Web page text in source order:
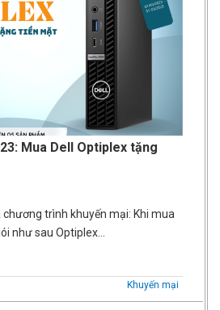
Mua Dell Optiplex tặng
chương trình khuyến mại: Khi mua
như sau Optiplex…
Khuyến mại